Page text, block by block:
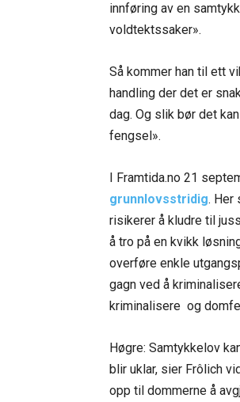
innføring av en
voldtektssaker».
Så kommer han til ett
handling der det er
dag. Og slik bør det
fengsel».
I Framtida.no 21
grunnlovsstridig. Her
risikerer å kludre til
å tro på en kvikk
overføre enkle
gagn ved å
kriminalisere og
Høgre: Samtykkelov
blir uklar, sier Frôlich
opp til dommerne å